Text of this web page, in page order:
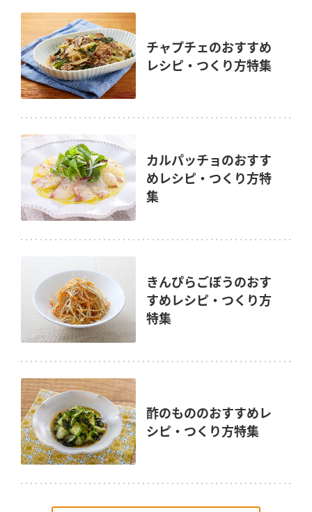
チャプチェのおすすめ
レシピ・つくり方特集
カルパッチョのおすす
めレシピ・つくり方特
集
きんぴらごぼうのおす
すめレシピ・つくり方
特集
酢のもののおすすめレ
シピ・つくり方特集